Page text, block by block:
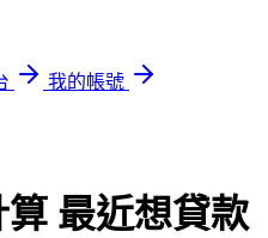
我的帳號
最近想貸款